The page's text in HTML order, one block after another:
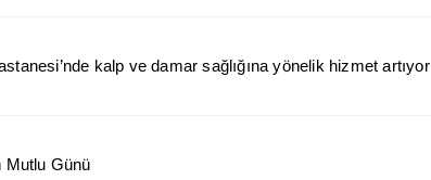
kalp ve damar sağlığına yönelik hizmet artıyor
Mutlu Günü